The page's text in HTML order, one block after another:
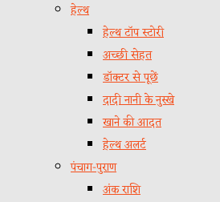
हेल्थ
हेल्थ टॉप स्टोरी
अच्छी सेहत
डॉक्टर से पूछें
दादी नानी के नुस्खे
खाने की आदत
हेल्थ अलर्ट
पंचाग-पुराण
अंक राशि